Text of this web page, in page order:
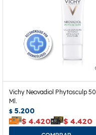
Vichy Neovadiol Phytosculp 50
Ml.
$ 5.200
$ 4.420 $ 4.420